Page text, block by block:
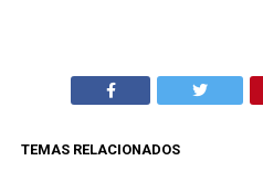
TEMAS RELACIONADOS